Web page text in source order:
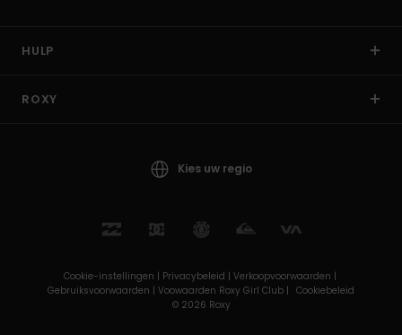
HULP
ROXY
Kies uw regio
Cookie-instellingen | Privacybeleid | Verkoopvoorwaarden |
Gebruiksvoorwaarden | Voowaarden Roxy Girl Club | Cookiebeleid
© 2026 Roxy